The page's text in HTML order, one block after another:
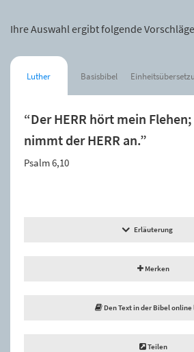
Ihre Auswahl ergibt folgende
Luther Basisbibel
“Der HERR hört mein
nimmt der HERR an.”
Psalm 6,10
Erläuterung
Merken
Den Text in der Bibel online
Teilen